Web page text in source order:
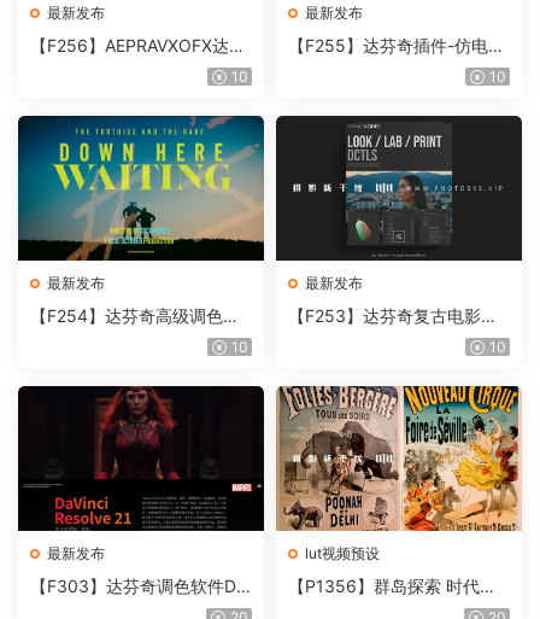
最新发布
【F256】AEPRAVXOFX达芬
奇视频人像磨皮润肤美颜插件
10
最新发布
【F255】达芬奇插件-仿电影
胶片视频调色插件 ARRI Film
10
最新发布
【F254】达芬奇高级调色插
件 Contour V2.2.2 WinMac10
最新发布
【F253】达芬奇复古电影胶
片质感DCTL节点调色预设 M
T V4.0
10
最新发布
【F303】达芬奇调色软件Da
Vinci Resolve Studio21.0.3
lut视频预设
【P1356】群岛探索 时代马
戏团 – QUEST 60 调色预设A